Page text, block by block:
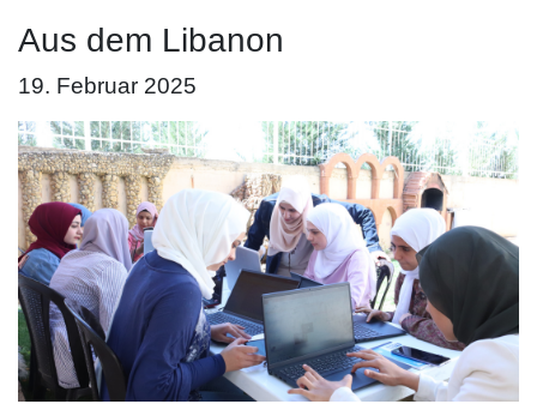
Aus dem Libanon
19. Februar 2025